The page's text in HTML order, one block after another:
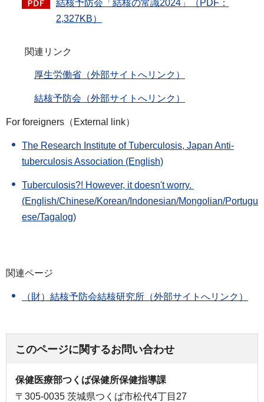
結核予防会「結核の常識2024」（PDF：
2,327KB）
関連リンク
厚生労働省（外部サイトへリンク）
結核予防会（外部サイトへリンク）
For foreigners（External link）
The Research Institute of Tuberculosis, Japan Anti-
tuberculosis Association (English)
Tuberculosis?! However, it doesn't worry.
(English/Chinese/Korean/Indonesian/Mongolian/Portugu
ese/Tagalog)
関連ページ
（財）結核予防会結核研究所（外部サイトへリンク）
このページに関するお問い合わせ
保健医療部つくば保健所保健指導課
〒305-0035 茨城県つくば市松代4丁目27